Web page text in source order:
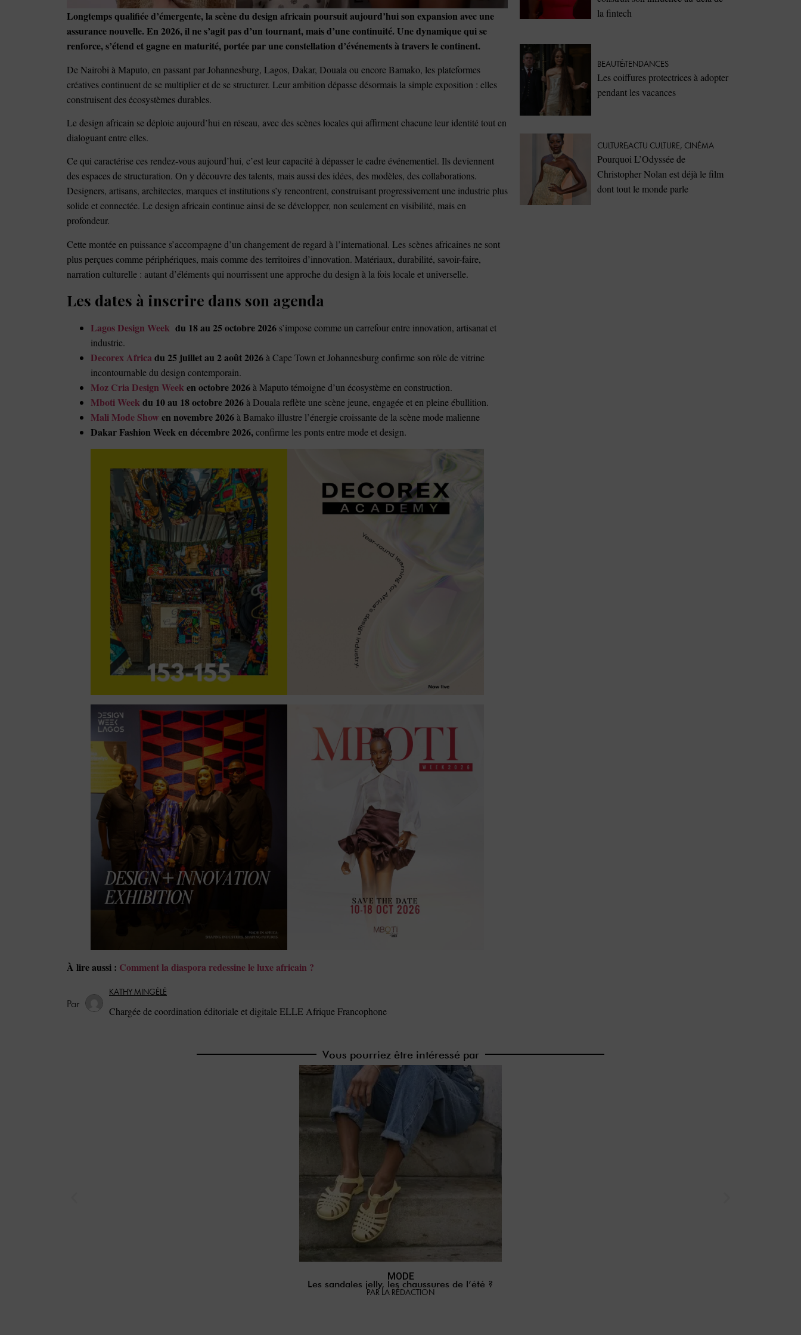
Longtemps qualifiée d’émergente, la scène du design africain poursuit aujourd’hui son expansion avec une
assurance nouvelle. En 2026, il ne s’agit pas d’un tournant, mais d’une continuité. Une dynamique qui se
renforce, s’étend et gagne en maturité, portée par une constellation d’événements à travers le continent.
De Nairobi à Maputo, en passant par Johannesburg, Lagos, Dakar, Douala ou encore Bamako, les plateformes
créatives continuent de se multiplier et de se structurer. Leur ambition dépasse désormais la simple exposition : elles
construisent des écosystèmes durables.
Le design africain se déploie aujourd’hui en réseau, avec des scènes locales qui affirment chacune leur identité tout en
dialoguant entre elles.
Ce qui caractérise ces rendez-vous aujourd’hui, c’est leur capacité à dépasser le cadre événementiel. Ils deviennent
des espaces de structuration. On y découvre des talents, mais aussi des idées, des modèles, des collaborations.
Designers, artisans, architectes, marques et institutions s’y rencontrent, construisant progressivement une industrie plus
solide et connectée. Le design africain continue ainsi de se développer, non seulement en visibilité, mais en
profondeur.
Cette montée en puissance s’accompagne d’un changement de regard à l’international. Les scènes africaines ne sont
plus perçues comme périphériques, mais comme des territoires d’innovation. Matériaux, durabilité, savoir-faire,
narration culturelle : autant d’éléments qui nourrissent une approche du design à la fois locale et universelle.
Les dates à inscrire dans son agenda
Lagos Design Week du 18 au 25 octobre 2026 s’impose comme un carrefour entre innovation, artisanat et
industrie.
Decorex Africa du 25 juillet au 2 août 2026à Cape Town et Johannesburg confirme son rôle de vitrine
incontournable du design contemporain.
Moz Cria Design Weeken octobre 2026à Maputo témoigne d’un écosystème en construction.
Mboti Weekdu 10 au 18 octobre 2026à Douala reflète une scène jeune, engagée et en pleine ébullition.
Mali Mode Show en novembre 2026à Bamako illustre l’énergie croissante de la scène mode malienne
Dakar Fashion Week en décembre 2026,confirme les ponts entre mode et design.
À lire aussi : Comment la diaspora redessine le luxe africain ?
KATHY MINGÈLÈ
Chargée de coordination éditoriale et digitale ELLE Afrique Francophone
la fintech
BEAUTÉTENDANCES
Les coiffures protectrices à adopter
pendant les vacances
CULTUREACTU CULTURE, CINÉMA
Pourquoi L’Odyssée de
Christopher Nolan est déjà le film
dont tout le monde parle
Vous pourriez être intéressé par
MODE
Les sandales jelly, les chaussures de l’été ?
PAR LA RÉDACTION